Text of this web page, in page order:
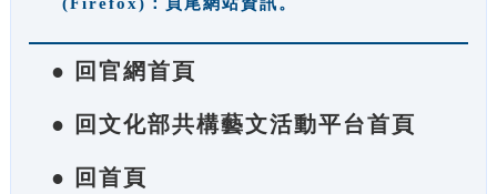
● 回官網首頁
● 回文化部共構藝文活動平台首頁
● 回首頁